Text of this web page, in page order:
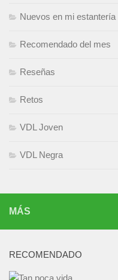
Nuevos en mi estantería
Recomendado del mes
Reseñas
Retos
VDL Joven
VDL Negra
MÁS
RECOMENDADO